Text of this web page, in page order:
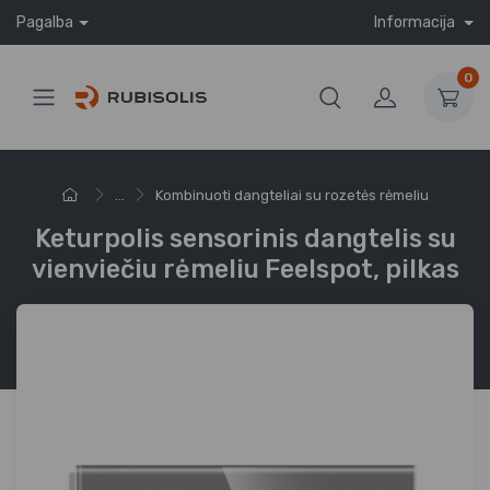
Pagalba Informacija
0
... Kombinuoti dangteliai su rozetės rėmeliu
Keturpolis sensorinis dangtelis su
vienviečiu rėmeliu Feelspot, pilkas